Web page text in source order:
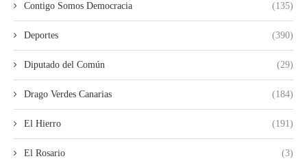
Contigo Somos Democracia (135)
Deportes (390)
Diputado del Común (29)
Drago Verdes Canarias (184)
El Hierro (191)
El Rosario (3)